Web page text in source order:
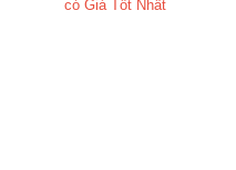
có Giá Tốt Nhất